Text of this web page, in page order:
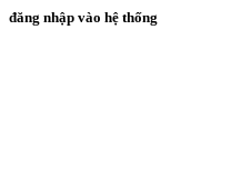
đăng nhập vào hệ thống